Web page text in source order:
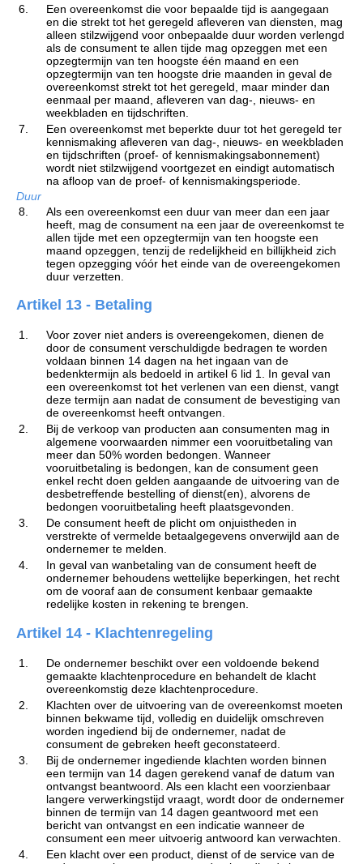
6.
Een overeenkomst die voor bepaalde tijd is aangegaan
en die strekt tot het geregeld afleveren van diensten, mag
alleen stilzwijgend voor onbepaalde duur worden verlengd
als de consument te allen tijde mag opzeggen met een
opzegtermijn van ten hoogste één maand en een
opzegtermijn van ten hoogste drie maanden in geval de
overeenkomst strekt tot het geregeld, maar minder dan
eenmaal per maand, afleveren van dag-, nieuws- en
weekbladen en tijdschriften.
7.
Een overeenkomst met beperkte duur tot het geregeld ter
kennismaking afleveren van dag-, nieuws- en weekbladen
en tijdschriften (proef- of kennismakingsabonnement)
wordt niet stilzwijgend voortgezet en eindigt automatisch
na afloop van de proef- of kennismakingsperiode.
Duur
8.
Als een overeenkomst een duur van meer dan een jaar
heeft, mag de consument na een jaar de overeenkomst te
allen tijde met een opzegtermijn van ten hoogste een
maand opzeggen, tenzij de redelijkheid en billijkheid zich
tegen opzegging vóór het einde van de overeengekomen
duur verzetten.
Artikel 13 - Betaling
1.
Voor zover niet anders is overeengekomen, dienen de
door de consument verschuldigde bedragen te worden
voldaan binnen 14 dagen na het ingaan van de
bedenktermijn als bedoeld in artikel 6 lid 1. In geval van
een overeenkomst tot het verlenen van een dienst, vangt
deze termijn aan nadat de consument de bevestiging van
de overeenkomst heeft ontvangen.
2.
Bij de verkoop van producten aan consumenten mag in
algemene voorwaarden nimmer een vooruitbetaling van
meer dan 50% worden bedongen. Wanneer
vooruitbetaling is bedongen, kan de consument geen
enkel recht doen gelden aangaande de uitvoering van de
desbetreffende bestelling of dienst(en), alvorens de
bedongen vooruitbetaling heeft plaatsgevonden.
3.
De consument heeft de plicht om onjuistheden in
verstrekte of vermelde betaalgegevens onverwijld aan de
ondernemer te melden.
4.
In geval van wanbetaling van de consument heeft de
ondernemer behoudens wettelijke beperkingen, het recht
om de vooraf aan de consument kenbaar gemaakte
redelijke kosten in rekening te brengen.
Artikel 14 - Klachtenregeling
1.
De ondernemer beschikt over een voldoende bekend
gemaakte klachtenprocedure en behandelt de klacht
overeenkomstig deze klachtenprocedure.
2.
Klachten over de uitvoering van de overeenkomst moeten
binnen bekwame tijd, volledig en duidelijk omschreven
worden ingediend bij de ondernemer, nadat de
consument de gebreken heeft geconstateerd.
3.
Bij de ondernemer ingediende klachten worden binnen
een termijn van 14 dagen gerekend vanaf de datum van
ontvangst beantwoord. Als een klacht een voorzienbaar
langere verwerkingstijd vraagt, wordt door de ondernemer
binnen de termijn van 14 dagen geantwoord met een
bericht van ontvangst en een indicatie wanneer de
consument een meer uitvoerig antwoord kan verwachten.
4.
Een klacht over een product, dienst of de service van de